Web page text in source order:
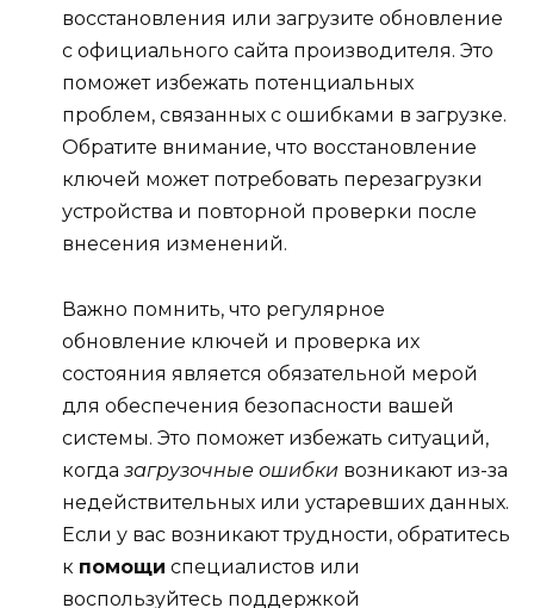
восстановления или загрузите обновление
с официального сайта производителя. Это
поможет избежать потенциальных
проблем, связанных с ошибками в загрузке.
Обратите внимание, что восстановление
ключей может потребовать перезагрузки
устройства и повторной проверки после
внесения изменений.
Важно помнить, что регулярное
обновление ключей и проверка их
состояния является обязательной мерой
для обеспечения безопасности вашей
системы. Это поможет избежать ситуаций,
когда загрузочные ошибки возникают из-за
недействительных или устаревших данных.
Если у вас возникают трудности, обратитесь
к помощи специалистов или
воспользуйтесь поддержкой